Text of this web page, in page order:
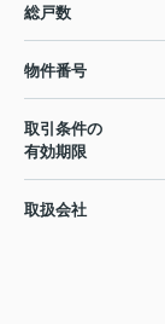
総戸数
物件番号
取引条件の
有効期限
取扱会社